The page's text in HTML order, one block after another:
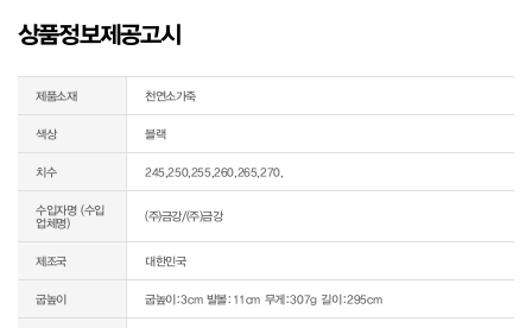
상품정보제공고시
제품소재 천연소가죽
색상 블랙
치수 245,250,255,260,265,270,
수입자명 (수입
업체명)
(주)금강/(주)금강
제조국 대한민국
굽높이 굽높이:3cm 발볼:11cm 무게:307g 길이:295cm